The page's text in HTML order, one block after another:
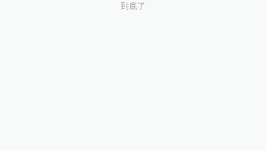
到底了